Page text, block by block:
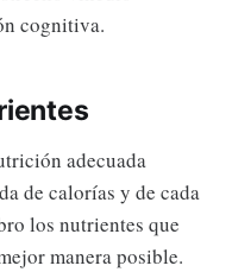
cognitiva.
adecuada
de calorías y de cada
los nutrientes que
manera posible.